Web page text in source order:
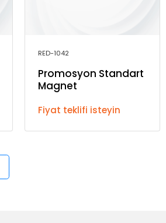
RED-1042
Promosyon Standart
Magnet
Fiyat teklifi isteyin